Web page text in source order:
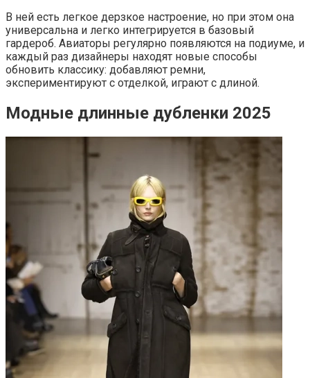
В ней есть легкое дерзкое настроение, но при этом она
универсальна и легко интегрируется в базовый
гардероб. Авиаторы регулярно появляются на подиуме, и
каждый раз дизайнеры находят новые способы
обновить классику: добавляют ремни,
экспериментируют с отделкой, играют с длиной.
Модные длинные дубленки 2025